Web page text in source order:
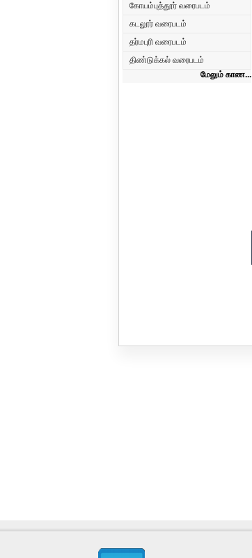
கோயம்புத்தூர் வரைபடம்
கடலூர் வரைபடம்
தர்மபுரி வரைபடம்
திண்டுக்கல் வரைபடம்
மேலும் காண...